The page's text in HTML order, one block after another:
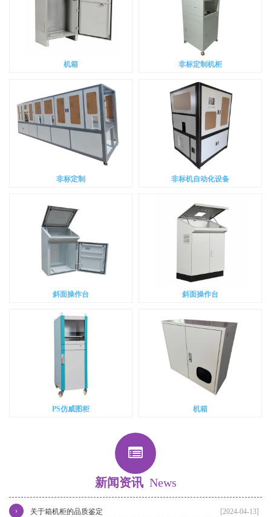
机箱 非标定制机柜
非标定制 非标机自动化设备
斜面操作台 斜面操作台
PS仿威图柜 机箱
新闻资讯 News
[2024-04-13]
关于箱机柜的品质鉴定
›